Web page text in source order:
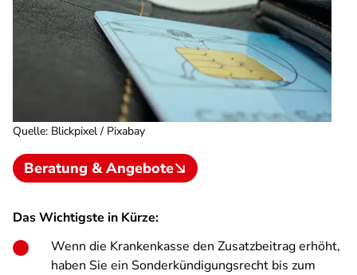
Quelle: Blickpixel / Pixabay
Beratung & Angebote
Das Wichtigste in Kürze:
Wenn die Krankenkasse den Zusatzbeitrag erhöht,
haben Sie ein Sonderkündigungsrecht bis zum